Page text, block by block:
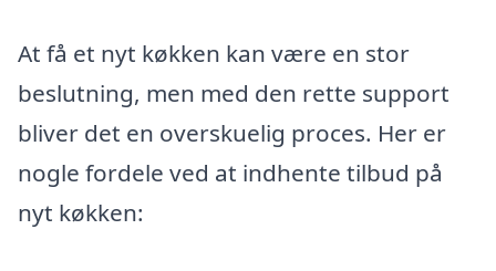
At få et nyt køkken kan være en stor
beslutning, men med den rette support
bliver det en overskuelig proces. Her er
nogle fordele ved at indhente tilbud på
nyt køkken: